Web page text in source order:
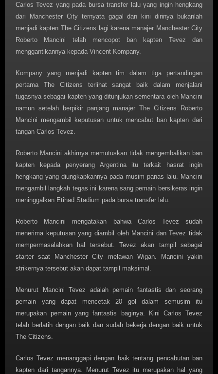
Carlos Tevez yang pada bursa transfer lalu yang ingin hengkang
dari Manchester City ternyata gagal dan kini dirinya bukanlah
menjadi kapten The Citizens lagi karena manajer Manchester City
Roberto Mancini telah mencopot ban kapten Tevez dan
menggantikannya kepada Vincent Kompany.
Kompany yang menjadi kapten tim dalam tiga pertandingan
pertama The Citizens terlihat sangat baik dalam menjalani
tugasnya sebagai kapten yang ditunjukan sementara oleh Mancini
namun setelah berpikir panjang manajer The Citizens Roberto
Mancini mengambil keputusan untuk mencabut ban kapten dari
tangan Carlos Tevez.
Roberto Mancini akhirnya memutuskan tidak mengembalikan ban
kapten kepada penyerang Argentina itu terkait hasrat ingin
hengkang yang diungkapkannya pada musim panas lalu. Mancini
mengambil langkah tegas ini karena sang pemain bersikeras ingin
meninggalkan Etihad Stadium pada bursa transfer lalu.
Roberto Mancini mengatakan bahwa Carlos Tevez sudah
menerima keputusan yang diambil oleh Mancini dan Tevez tidak
mempermasalahkan hal tersebut. Tevez akan tampil sebagai
starter saat Manchester City melawan Wigan. Mancini yakin
strikernya tersebut akan dapat tampil maksimal.
Menurut Mancini Tevez adalah pemain fantastis dan seorang
pemain yang dapat mencetak 20 gol dalam semusim itu
merupakan pemain yang fantastis baginya. Kini Carlos Tevez
telah berlatih dengan baik dan sudah bekerja dengan baik untuk
The Citizens.
Carlos Tevez menanggapi dengan baik tentang pencabutan ban
kapten dari tangannya. Menurut Tevez itu merupakan hal yang